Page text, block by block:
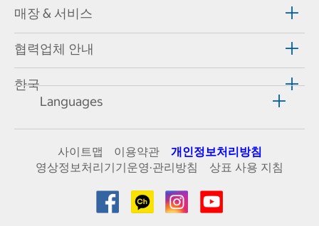
매장 & 서비스
협력업체 안내
한국
Languages
사이트맵 이용약관
개인정보처리방침
영상정보처리기기운영·관리방침
상표 사용 지침